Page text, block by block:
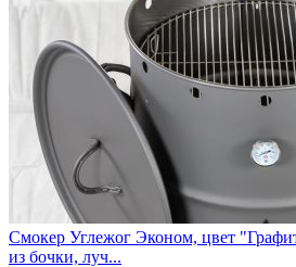
Смокер Углежог Эконом, цвет
из бочки, луч...